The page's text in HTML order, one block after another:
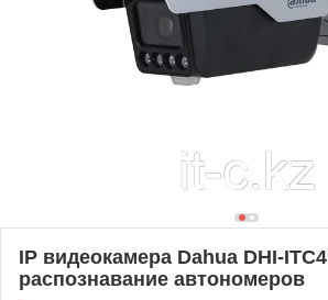
IP видеокамера Dahua DHI-
распознавание автономеров